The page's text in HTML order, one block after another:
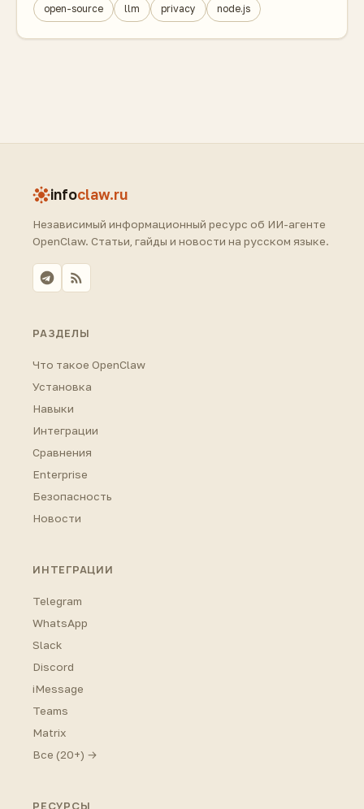
open-source llm privacy node.js
infoclaw.ru
Независимый информационный ресурс об ИИ-агенте
OpenClaw. Статьи, гайды и новости на русском языке.
РАЗДЕЛЫ
Что такое OpenClaw
Установка
Навыки
Интеграции
Сравнения
Enterprise
Безопасность
Новости
ИНТЕГРАЦИИ
Telegram
WhatsApp
Slack
Discord
iMessage
Teams
Matrix
Все (20+) →
РЕСУРСЫ